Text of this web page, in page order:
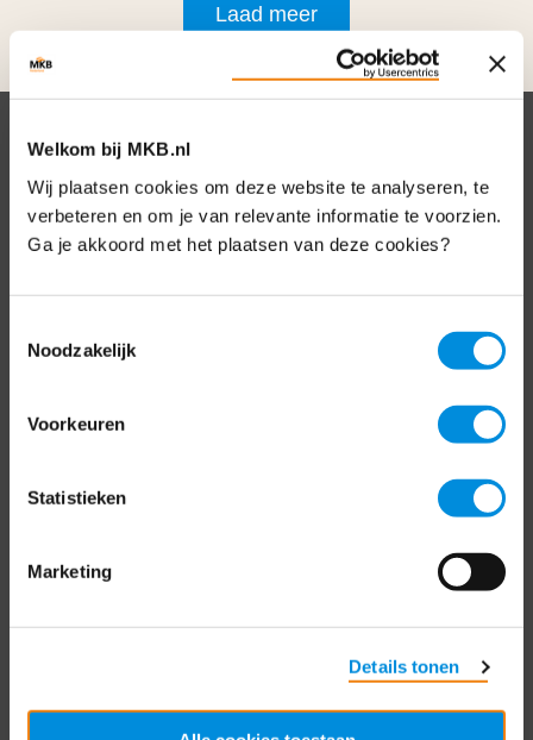
Welkom bij MKB.nl
Wij plaatsen cookies om deze website te analyseren, te
verbeteren en om je van relevante informatie te voorzien.
Ga je akkoord met het plaatsen van deze cookies?
Noodzakelijk
Voorkeuren
Statistieken
Marketing
Details tonen
Laad meer
Nieuwsbrief
Elke week hét nieuws dat ondernemers raakt.
Schrijf je nu in voor de MKB-Nederland
nieuwsbrief.
Direct naar
2594 AV Den Haag